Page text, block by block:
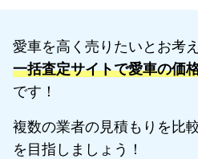
愛車を高く売りたいとお考
一括査定サイトで愛車の価
です！
複数の業者の見積もりを比
を目指しましょう！